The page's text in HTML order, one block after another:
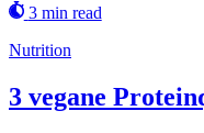
3 min read
Nutrition
3 vegane